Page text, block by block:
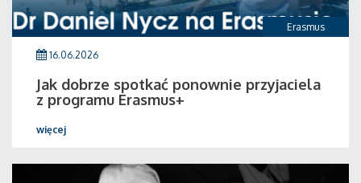
Erasmus
16.06.2026
Jak dobrze spotkać ponownie przyjaciela
z programu Erasmus+
więcej